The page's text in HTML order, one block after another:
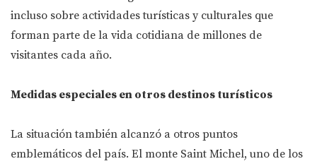
incluso sobre actividades turísticas y culturales que
forman parte de la vida cotidiana de millones de
visitantes cada año.
Medidas especiales en otros destinos turísticos
La situación también alcanzó a otros puntos
emblemáticos del país. El monte Saint Michel, uno de los